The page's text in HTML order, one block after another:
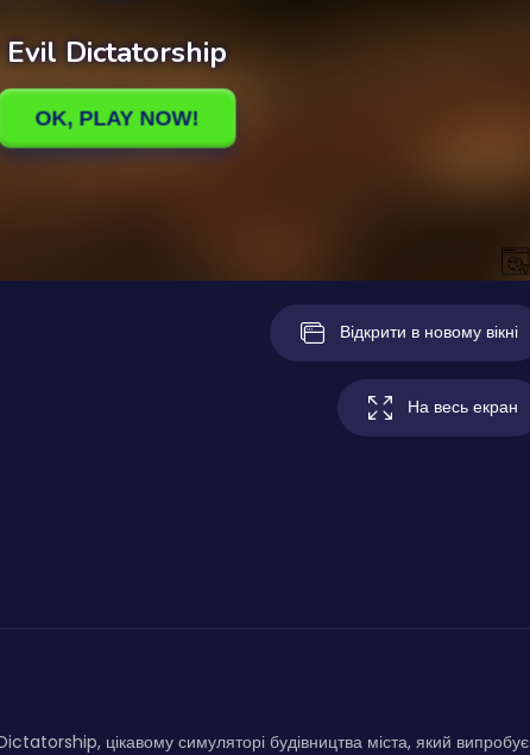
Відкрити в новому вікні
На весь екран
цікавому симуляторі будівництва міста, який випробує